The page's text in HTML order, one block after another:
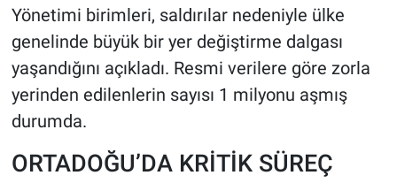
Yönetimi birimleri, saldırılar nedeniyle ülke
genelinde büyük bir yer değiştirme dalgası
yaşandığını açıkladı. Resmi verilere göre zorla
yerinden edilenlerin sayısı 1 milyonu aşmış
durumda.
ORTADOĞU’DA KRİTİK SÜREÇ